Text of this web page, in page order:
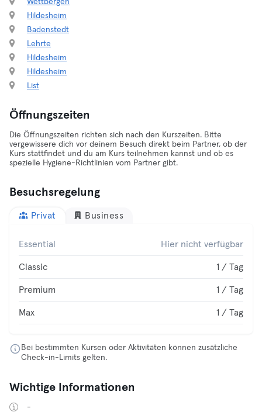
Wettbergen
Hildesheim
Badenstedt
Lehrte
Hildesheim
Hildesheim
List
Öffnungszeiten
Die Öffnungszeiten richten sich nach den Kurszeiten. Bitte
vergewissere dich vor deinem Besuch direkt beim Partner, ob der
Kurs stattfindet und du am Kurs teilnehmen kannst und ob es
spezielle Hygiene-Richtlinien vom Partner gibt.
Besuchsregelung
Privat Business
Essential Hier nicht verfügbar
Classic 1 / Tag
Premium 1 / Tag
Max 1 / Tag
Bei bestimmten Kursen oder Aktivitäten können zusätzliche
Check-in-Limits gelten.
Wichtige Informationen
-